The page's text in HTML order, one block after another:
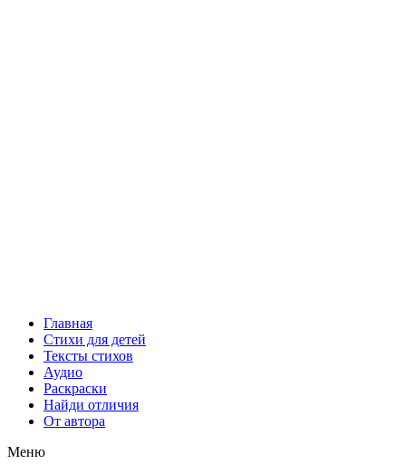
Главная
Стихи для детей
Тексты стихов
Аудио
Раскраски
Найди отличия
От автора
Меню